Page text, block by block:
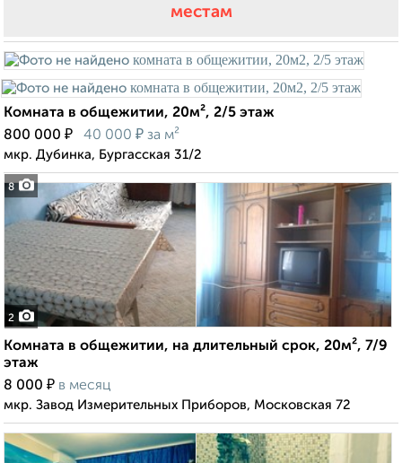
местам
8
Комната в общежитии, 20м², 2/5 этаж
800 000 ₽ 40 000 ₽ за м²
мкр. Дубинка, Бургасская 31/2
2
Комната в общежитии, на длительный срок, 20м², 7/9
этаж
8 000 ₽ в месяц
мкр. Завод Измерительных Приборов, Московская 72